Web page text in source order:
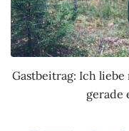
Gastbeitrag: Ich
gerade